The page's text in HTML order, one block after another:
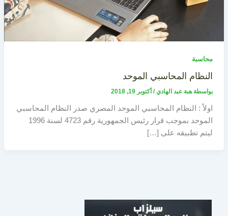
محاسبة
النظام المحاسبي الموحد
بواسطة هبة عبد الهادي/ أكتوبر 19, 2018
اولاً : النظام المحاسبي الموحد المصري صدر النظام المحاسبي
الموحد بموجب قرار رئيس الجمهورية رقم 4723 لسنة 1996
ليتم تطبيقه على […]